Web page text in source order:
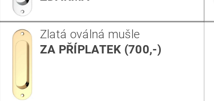
Zlatá oválná mušle
ZA PŘÍPLATEK (700,-)